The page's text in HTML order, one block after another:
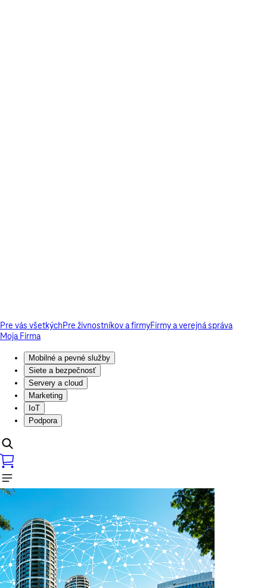
Pre vás všetkýchPre živnostníkov a firmyFirmy a verejná správa
Moja Firma
Mobilné a pevné služby
Siete a bezpečnosť
Servery a cloud
Marketing
IoT
Podpora